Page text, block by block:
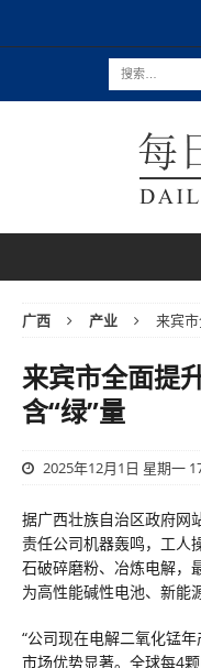
广西 产业 来宾市
来宾市全面提
含“绿”量
2025年12月1日 星期一
据广西壮族自治区政府网
责任公司机器轰鸣，工人
石破碎磨粉、冶炼电解，
为高性能碱性电池、新能
“公司现在电解二氧化锰
市场优势显著。全球每4